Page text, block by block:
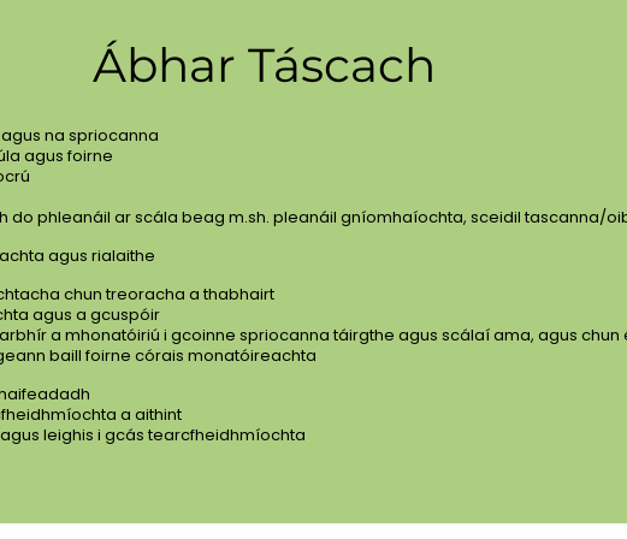
Ábhar Táscach
na spriocanna
agus foirne
do phleanáil ar scála beag m.sh. pleanáil gníomhaíochta, sceidil tascanna/
agus rialaithe
chun treoracha a thabhairt
agus a gcuspóir
a mhonatóiriú i gcoinne spriocanna táirgthe agus scálaí ama, agus
baill foirne córais monatóireachta
a aithint
leighis i gcás tearcfheidhmíochta